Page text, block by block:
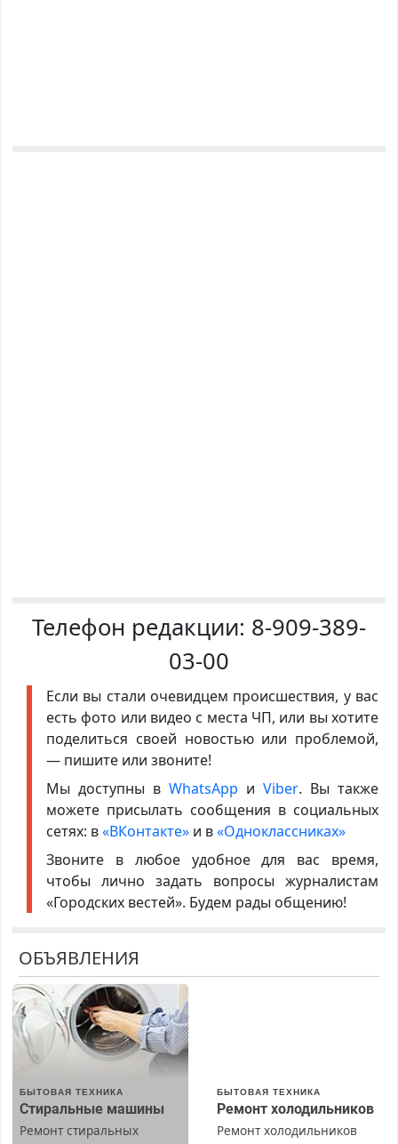
Телефон редакции: 8-909-389-
03-00
Если вы стали очевидцем происшествия, у вас
есть фото или видео с места ЧП, или вы хотите
поделиться своей новостью или проблемой,
— пишите или звоните!
Мы доступны в WhatsApp иViber. Вы также
можете присылать сообщения в социальных
сетях: в«ВКонтакте»и в«Одноклассниках»
Звоните в любое удобное для вас время,
чтобы лично задать вопросы журналистам
«Городских вестей». Будем рады общению!
ОБЪЯВЛЕНИЯ
БЫТОВАЯ ТЕХНИКА
Стиральные машины
Ремонт стиральных
БЫТОВАЯ ТЕХНИКА
Ремонт холодильников
Ремонт холодильников